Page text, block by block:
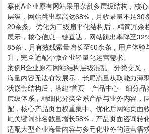
案例A企业原有网站采用杂乱多层级结构，核
层级，网站跳出率高达68%，月收录量不足30
20余条。优化为二级扁平化结构后，精简冗余
展示，核心信息一键直达，网站跳出率降至
85条，月有效线索量增长至60余条，用户体验
升，完全适配小微企业轻量化运营需求。
案例B企业原有网站结构层级混乱、分类交叉
海量内容无法有效展示，长尾流量获取能力薄
状嵌套结构后，搭建“首页—产品中心—细分品
层级体系，精细化分类全系产品与业务内容，
配，核心产品页面权重集中。优化后网站页面
尾关键词排名数量增长58%，产品页面咨询转
适配大型企业海量内容与多元化业务的运营需求